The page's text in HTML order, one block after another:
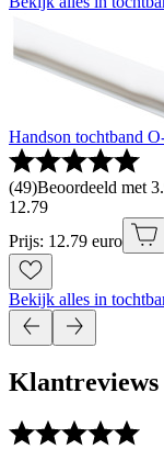
Handson tochtband
(49)Beoordeeld met
12.79
Prijs: 12.79 euro
Bekijk alles in
Klantreviews